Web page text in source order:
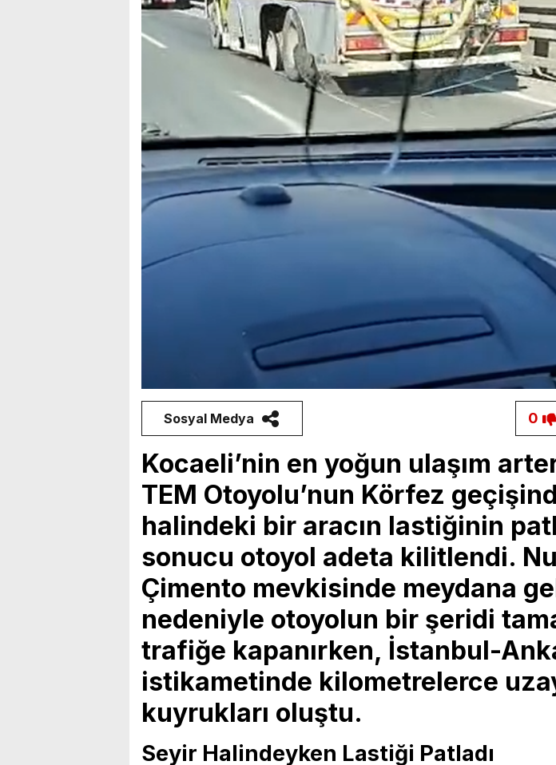
Sosyal Medya 0
Kocaeli’nin en yoğun ulaşım
TEM Otoyolu’nun Körfez
halindeki bir aracın lastiğinin
sonucu otoyol adeta kilitlendi.
Çimento mevkisinde meydana
nedeniyle otoyolun bir şeridi
trafiğe kapanırken, İstanbul-
istikametinde kilometrelerce
kuyrukları oluştu.
Seyir Halindeyken Lastiği Patladı